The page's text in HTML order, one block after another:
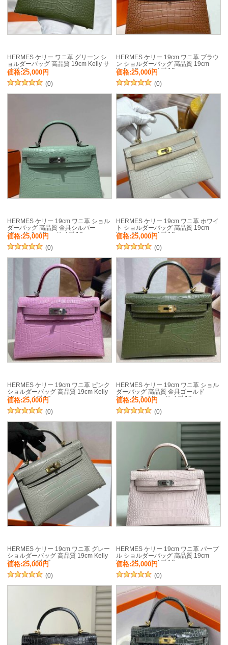
HERMES ケリー ワニ革 グリーン シ
ョルダーバッグ 高品質 19cm Kelly サ
イズ:19cm
価格:25,000円
(0)
HERMES ケリー 19cm ワニ革 ブラウ
ン ショルダーバッグ 高品質 19cm
Kelly 19cm サイズ:19cm
価格:25,000円
(0)
HERMES ケリー 19cm ワニ革 ショル
ダーバッグ 高品質 金具シルバー
19cm Kelly 19cm サイズ:19cm
価格:25,000円
(0)
HERMES ケリー 19cm ワニ革 ホワイ
ト ショルダーバッグ 高品質 19cm
Kelly 19cm サイズ:19cm
価格:25,000円
(0)
HERMES ケリー 19cm ワニ革 ピンク
ショルダーバッグ 高品質 19cm Kelly
19cm サイズ:19cm
価格:25,000円
(0)
HERMES ケリー 19cm ワニ革 ショル
ダーバッグ 高品質 金具ゴールド
19cm Kelly 19cm サイズ:19cm
価格:25,000円
(0)
HERMES ケリー 19cm ワニ革 グレー
ショルダーバッグ 高品質 19cm Kelly
19cm サイズ:19cm
価格:25,000円
(0)
HERMES ケリー 19cm ワニ革 パープ
ル ショルダーバッグ 高品質 19cm
Kelly 19cm サイズ:19cm
価格:25,000円
(0)